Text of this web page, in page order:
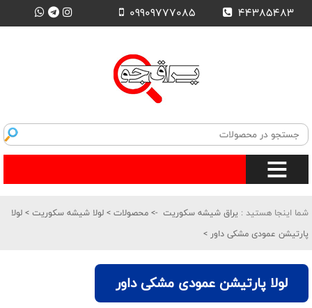
44385483
09909777085
شما اینجا هستید : یراق شیشه سکوریت ->محصولات>لولا شیشه سکوریت>لولا
پارتیشن عمودی مشکی داور >
لولا پارتیشن عمودی مشکی داور